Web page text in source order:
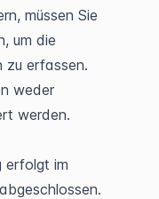
müssen Sie
um die
zu erfassen.
weder
werden.
erfolgt im